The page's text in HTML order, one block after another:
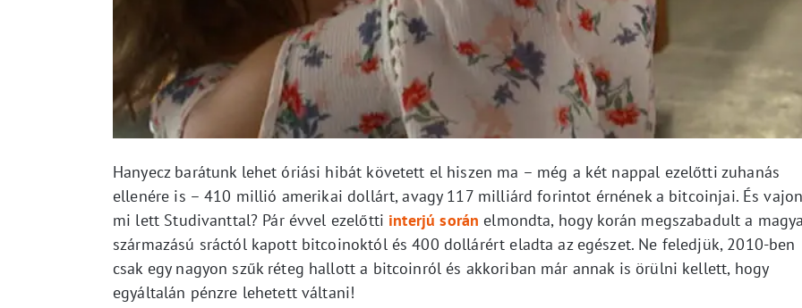
Hanyecz barátunk lehet óriási hibát követett el hiszen ma – még a két nappal ezelőtti zuhanás
ellenére is – 410 millió amerikai dollárt, avagy 117 milliárd forintot érnének a bitcoinjai. És
mi lett Studivanttal? Pár évvel ezelőtti interjú során elmondta, hogy korán megszabadult a
származású sráctól kapott bitcoinoktól és 400 dollárért eladta az egészet. Ne feledjük, 2010-ben
csak egy nagyon szűk réteg hallott a bitcoinról és akkoriban már annak is örülni kellett, hogy
egyáltalán pénzre lehetett váltani!